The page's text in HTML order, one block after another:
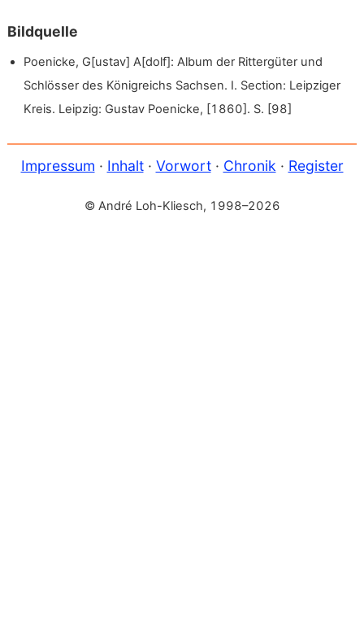
Bildquelle
Poenicke, G[ustav] A[dolf]: Album der Rittergüter und
Schlösser des Königreichs Sachsen. I. Section: Leipziger
Kreis. Leipzig: Gustav Poenicke, [1860]. S. [98]
Impressum · Inhalt· Vorwort· Chronik · Register